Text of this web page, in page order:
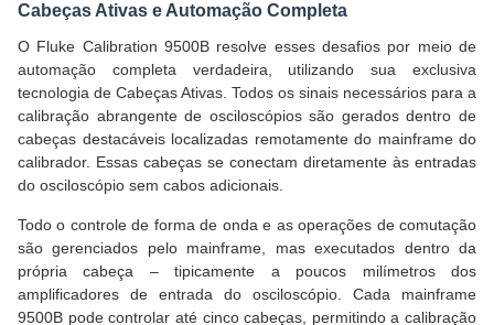
Cabeças Ativas e Automação Completa
O Fluke Calibration 9500B resolve esses desafios por meio de
automação completa verdadeira, utilizando sua exclusiva
tecnologia de Cabeças Ativas. Todos os sinais necessários para a
calibração abrangente de osciloscópios são gerados dentro de
cabeças destacáveis localizadas remotamente do mainframe do
calibrador. Essas cabeças se conectam diretamente às entradas
do osciloscópio sem cabos adicionais.
Todo o controle de forma de onda e as operações de comutação
são gerenciados pelo mainframe, mas executados dentro da
própria cabeça – tipicamente a poucos milímetros dos
amplificadores de entrada do osciloscópio. Cada mainframe
9500B pode controlar até cinco cabeças, permitindo a calibração